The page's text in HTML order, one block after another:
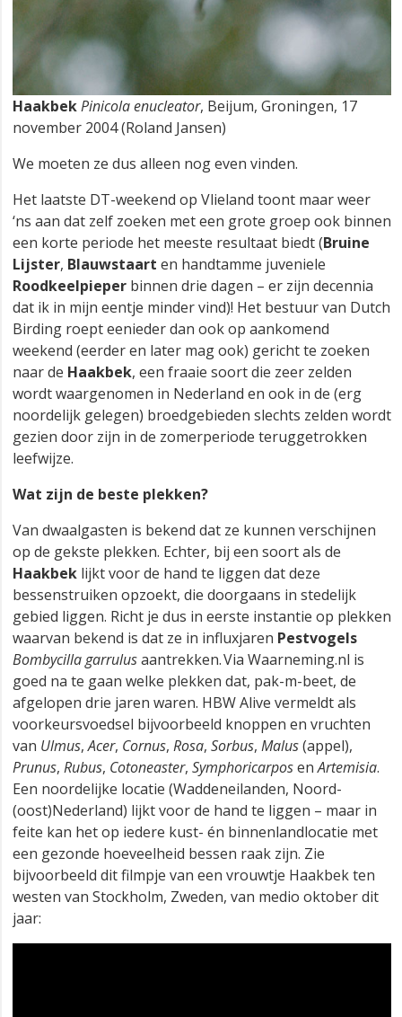
HaakbekPinicola enucleator, Beijum, Groningen, 17
november 2004 (Roland Jansen)
We moeten ze dus alleen nog even vinden.
Het laatste DT-weekend op Vlieland toont maar weer
‘ns aan dat zelf zoeken met een grote groep ook binnen
een korte periode het meeste resultaat biedt (Bruine
Lijster, Blauwstaart en handtamme juveniele
Roodkeelpieper binnen drie dagen – er zijn decennia
dat ik in mijn eentje minder vind)! Het bestuur van Dutch
Birding roept eenieder dan ook op aankomend
weekend (eerder en later mag ook) gericht te zoeken
naar de Haakbek, een fraaie soort die zeer zelden
wordt waargenomen in Nederland en ook in de (erg
noordelijk gelegen) broedgebieden slechts zelden wordt
gezien door zijn in de zomerperiode teruggetrokken
leefwijze.
Wat zijn de beste plekken?
Van dwaalgasten is bekend dat ze kunnen verschijnen
op de gekste plekken. Echter, bij een soort als de
Haakbek lijkt voor de hand te liggen dat deze
bessenstruiken opzoekt, die doorgaans in stedelijk
gebied liggen. Richt je dus in eerste instantie op plekken
waarvan bekend is dat ze in influxjaren Pestvogels
Bombycilla garrulusaantrekken. Via Waarneming.nl is
goed na te gaan welke plekken dat, pak-m-beet, de
afgelopen drie jaren waren. HBW Alive vermeldt als
voorkeursvoedsel bijvoorbeeld knoppen en vruchten
van Ulmus,Acer, Cornus, Rosa, Sorbus, Malus(appel),
Prunus, Rubus, Cotoneaster, SymphoricarposenArtemisia.
Een noordelijke locatie (Waddeneilanden, Noord-
(oost)Nederland) lijkt voor de hand te liggen – maar in
feite kan het op iedere kust- én binnenlandlocatie met
een gezonde hoeveelheid bessen raak zijn. Zie
bijvoorbeeld dit filmpje van een vrouwtje Haakbek ten
westen van Stockholm, Zweden, van medio oktober dit
jaar: